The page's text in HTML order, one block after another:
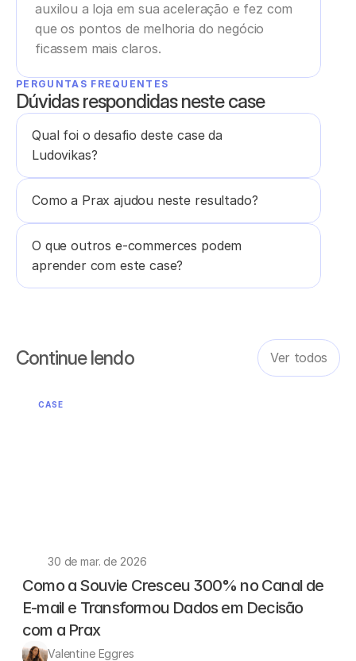
auxilou a loja em sua aceleração e fez com
que os pontos de melhoria do negócio
ficassem mais claros.
PERGUNTAS FREQUENTES
Dúvidas respondidas neste case
Qual foi o desafio deste case da
Ludovikas?
Como a Prax ajudou neste resultado?
O que outros e-commerces podem
aprender com este case?
Continue lendo Ver todos
CASE
30 de mar. de 2026
Como a Souvie Cresceu 300% no Canal de
E-mail e Transformou Dados em Decisão
com a Prax
Valentine Eggres